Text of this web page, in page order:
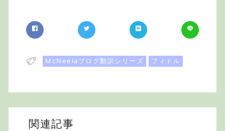
McNeelaブログ翻訳シリーズ フィドル
関連記事